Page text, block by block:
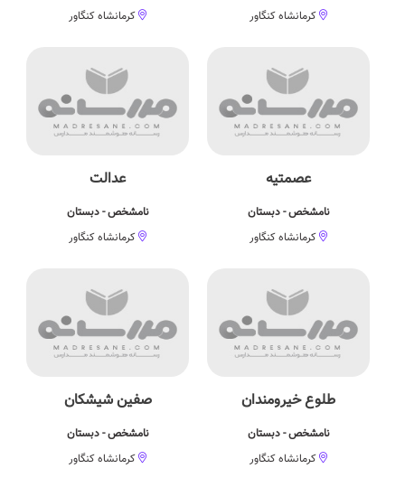
کرمانشاه کنگاور
کرمانشاه کنگاور
عصمتیه
نامشخص - دبستان
کرمانشاه کنگاور
عدالت
نامشخص - دبستان
کرمانشاه کنگاور
طلوع خیرومندان
نامشخص - دبستان
کرمانشاه کنگاور
صفین شیشکان
نامشخص - دبستان
کرمانشاه کنگاور